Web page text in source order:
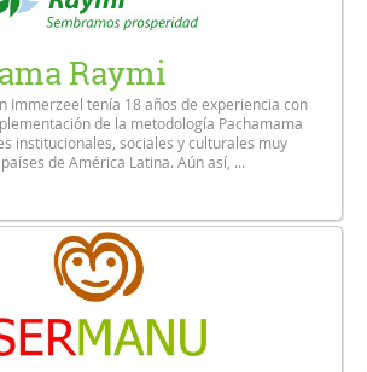
Raymi
Immerzeel tenía 18 años de experiencia con
de la metodología Pachamama
institucionales, sociales y culturales muy
de América Latina. Aún así, ...